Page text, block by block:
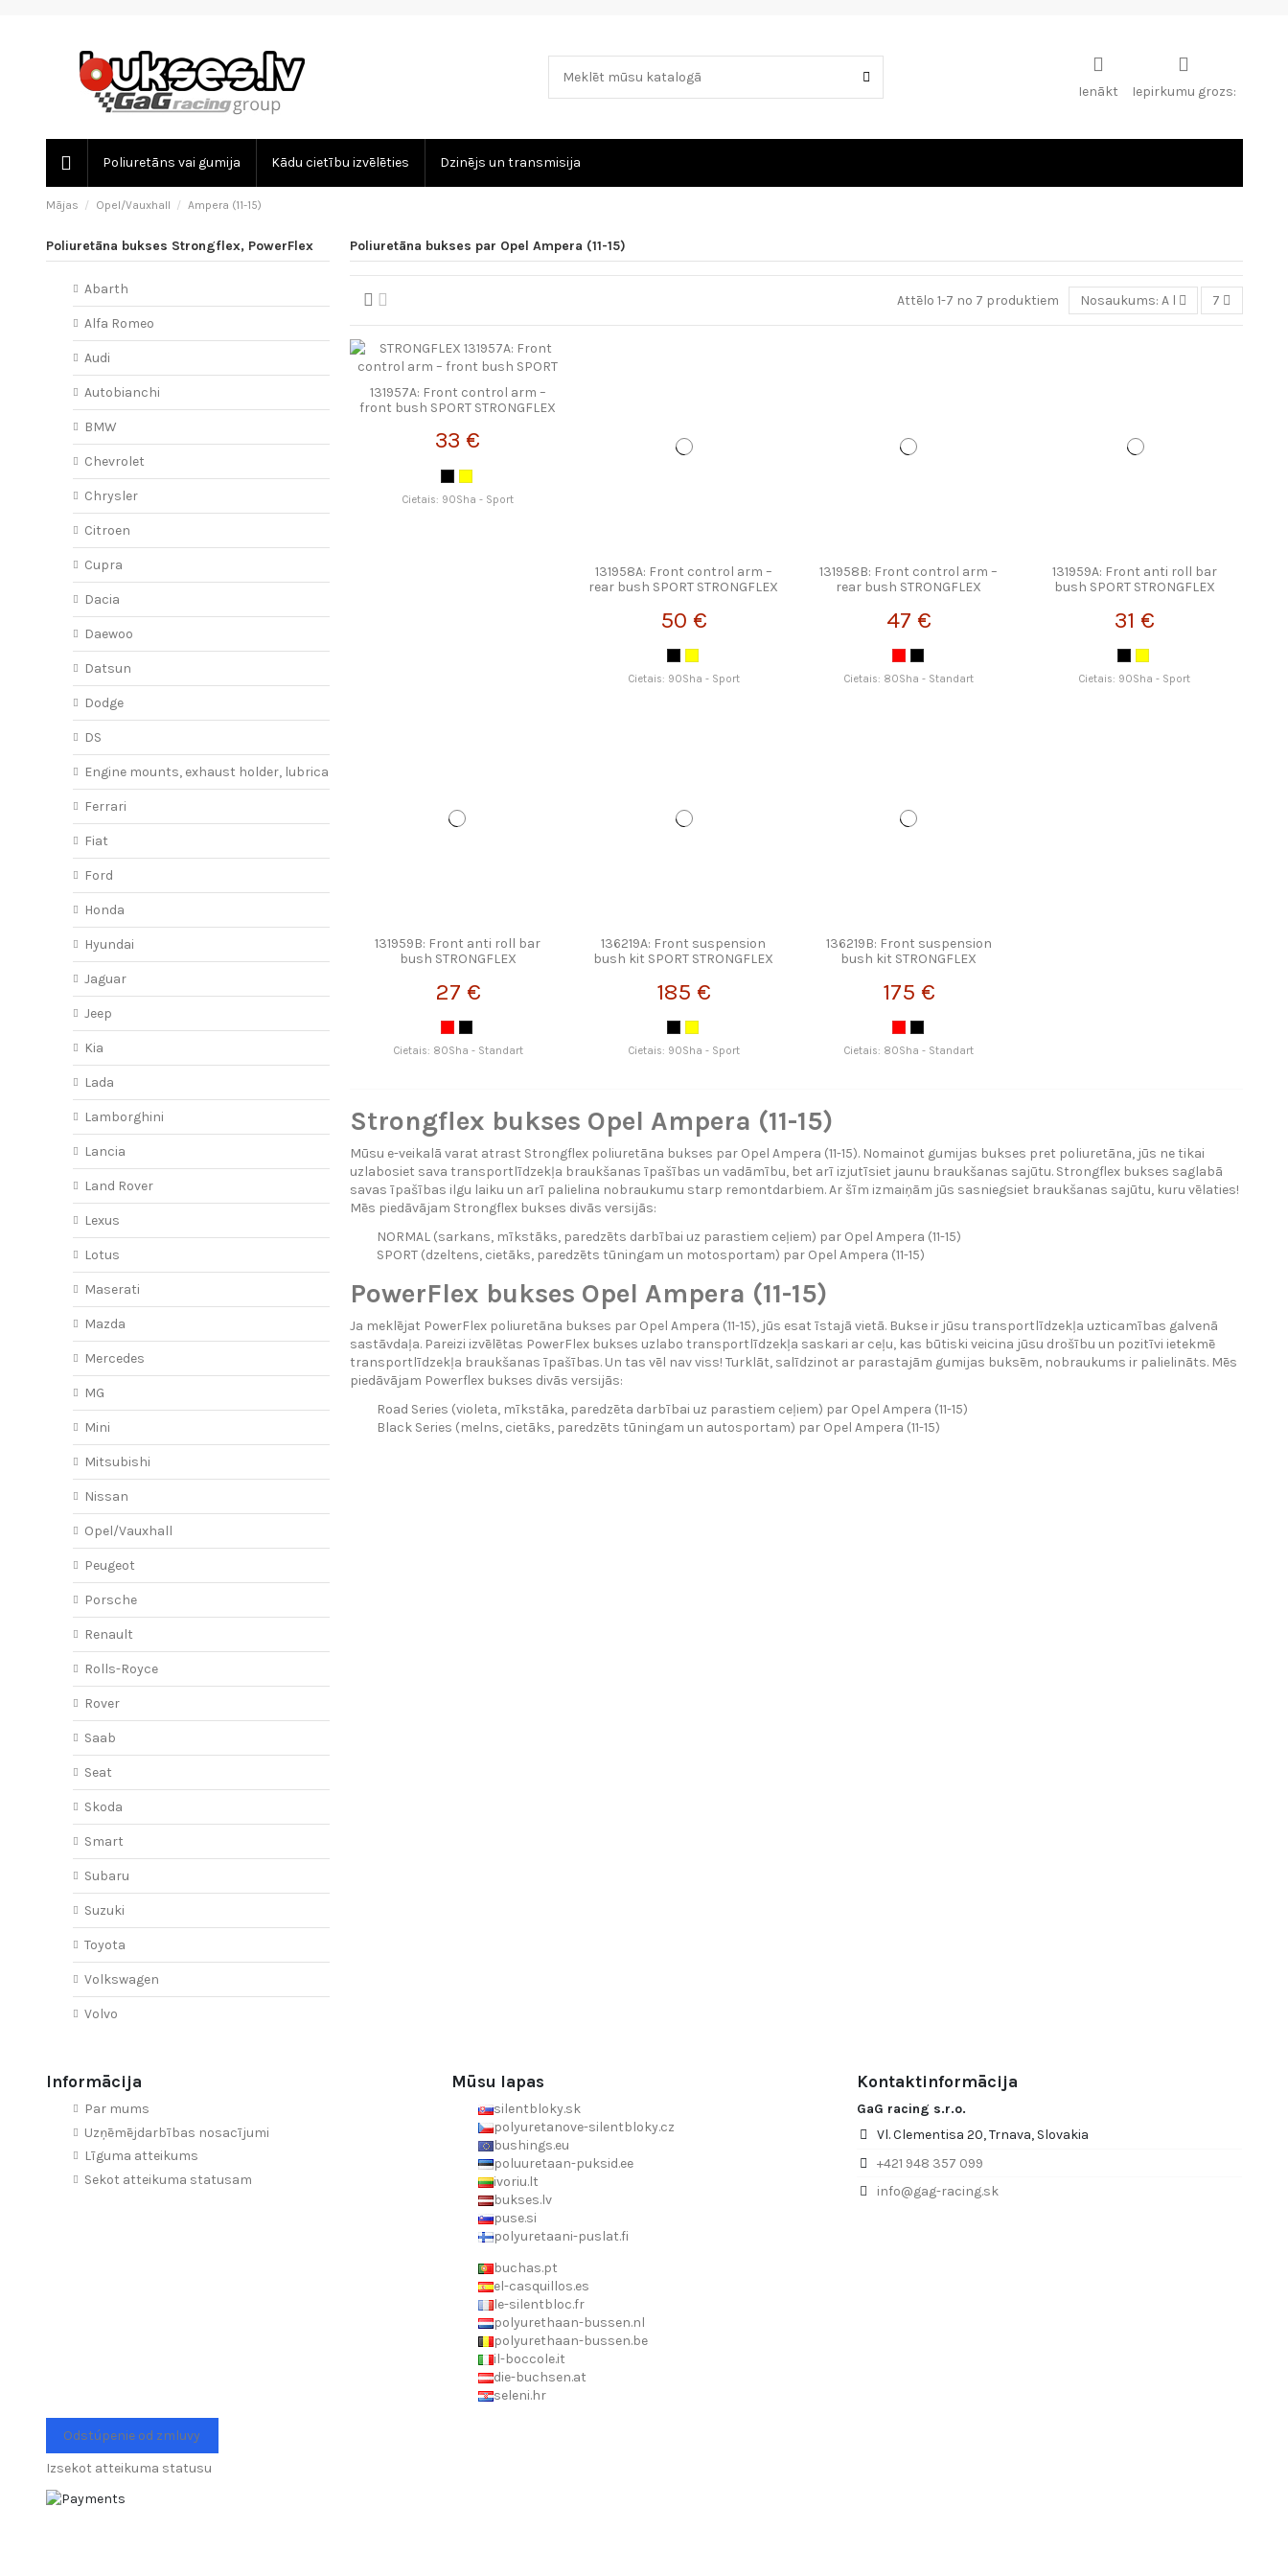
Ienākt Iepirkumu grozs:
Poliuretāns vai gumija Kādu cietību izvēlēties Dzinējs un transmisija
Mājas Opel/Vauxhall Ampera (11-15)
Poliuretāna bukses par Opel Ampera (11-15)
Attēlo 1-7 no 7 produktiem Nosaukums: A līdz Z 7
131957A: Front control arm –
front bush SPORT STRONGFLEX
33 €
Cietais: 90Sha - Sport
131958A: Front control arm –
rear bush SPORT STRONGFLEX
50 €
Cietais: 90Sha - Sport
131958B: Front control arm –
rear bush STRONGFLEX
47 €
Cietais: 80Sha - Standart
131959A: Front anti roll bar
bush SPORT STRONGFLEX
31 €
Cietais: 90Sha - Sport
131959B: Front anti roll bar
bush STRONGFLEX
27 €
Cietais: 80Sha - Standart
136219A: Front suspension
bush kit SPORT STRONGFLEX
185 €
Cietais: 90Sha - Sport
136219B: Front suspension
bush kit STRONGFLEX
175 €
Cietais: 80Sha - Standart
Strongflex bukses Opel Ampera (11-15)
Mūsu e-veikalā varat atrast Strongflex poliuretāna bukses par Opel Ampera (11-15). Nomainot gumijas bukses pret poliuretāna, jūs ne tikai
uzlabosiet sava transportlīdzekļa braukšanas īpašības un vadāmību, bet arī izjutīsiet jaunu braukšanas sajūtu. Strongflex bukses saglabā
savas īpašības ilgu laiku un arī palielina nobraukumu starp remontdarbiem. Ar šīm izmaiņām jūs sasniegsiet braukšanas sajūtu, kuru vēlaties!
Mēs piedāvājam Strongflex bukses divās versijās:
NORMAL (sarkans, mīkstāks, paredzēts darbībai uz parastiem ceļiem) par Opel Ampera (11-15)
SPORT (dzeltens, cietāks, paredzēts tūningam un motosportam) par Opel Ampera (11-15)
PowerFlex bukses Opel Ampera (11-15)
Ja meklējat PowerFlex poliuretāna bukses par Opel Ampera (11-15), jūs esat īstajā vietā. Bukse ir jūsu transportlīdzekļa uzticamības galvenā
sastāvdaļa. Pareizi izvēlētas PowerFlex bukses uzlabo transportlīdzekļa saskari ar ceļu, kas būtiski veicina jūsu drošību un pozitīvi ietekmē
transportlīdzekļa braukšanas īpašības. Un tas vēl nav viss! Turklāt, salīdzinot ar parastajām gumijas buksēm, nobraukums ir palielināts. Mēs
piedāvājam Powerflex bukses divās versijās:
Road Series (violeta, mīkstāka, paredzēta darbībai uz parastiem ceļiem) par Opel Ampera (11-15)
Black Series (melns, cietāks, paredzēts tūningam un autosportam) par Opel Ampera (11-15)
Poliuretāna bukses Strongflex, PowerFlex
Abarth
Alfa Romeo
Audi
Autobianchi
BMW
Chevrolet
Chrysler
Citroen
Cupra
Dacia
Daewoo
Datsun
Dodge
DS
Engine mounts, exhaust holder, lubricant
Ferrari
Fiat
Ford
Honda
Hyundai
Jaguar
Jeep
Kia
Lada
Lamborghini
Lancia
Land Rover
Lexus
Lotus
Maserati
Mazda
Mercedes
MG
Mini
Mitsubishi
Nissan
Opel/Vauxhall
Peugeot
Porsche
Renault
Rolls-Royce
Rover
Saab
Seat
Skoda
Smart
Subaru
Suzuki
Toyota
Volkswagen
Volvo
Informācija
Par mums
Uzņēmējdarbības nosacījumi
Līguma atteikums
Sekot atteikuma statusam
Mūsu lapas
silentbloky.sk
polyuretanove-silentbloky.cz
bushings.eu
poluuretaan-puksid.ee
ivoriu.lt
bukses.lv
puse.si
polyuretaani-puslat.fi
buchas.pt
el-casquillos.es
le-silentbloc.fr
polyurethaan-bussen.nl
polyurethaan-bussen.be
il-boccole.it
die-buchsen.at
seleni.hr
Kontaktinformācija
GaG racing s.r.o.
Vl. Clementisa 20, Trnava, Slovakia
+421 948 357 099
info@gag-racing.sk
Odstúpenie od zmluvy
Izsekot atteikuma statusu